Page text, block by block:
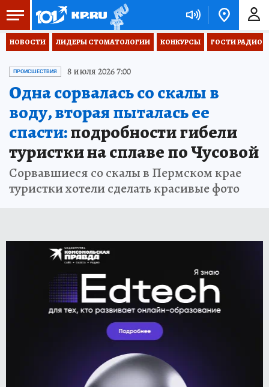
НОВОСТИ ЛИДЕРЫ СТОМАТОЛОГИИ КОНКУРСЫ ГОСТИ РАДИО
ПРОИСШЕСТВИЯ 8 июля 2026 7:00
Одна сорвалась со скалы в
воду, вторая пыталась ее
спасти:подробности гибели
туристки на сплаве по Чусовой
Сорвавшиеся со скалы в Пермском крае
туристки хотели сделать красивые фото